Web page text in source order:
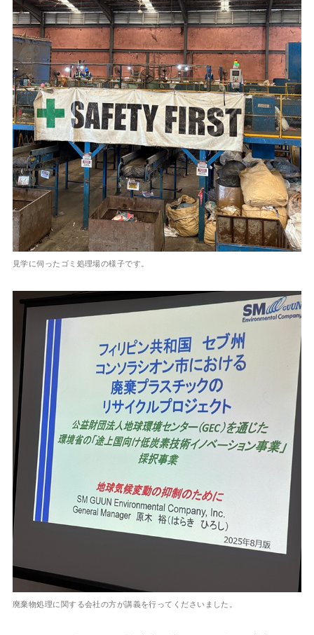
見学に伺ったゴミ処理場の様子です。
廃棄物処理に関する会社の方が講義を行ってくださいました。